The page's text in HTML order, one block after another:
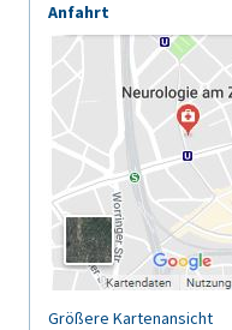
Anfahrt
Größere Kartenansicht